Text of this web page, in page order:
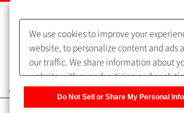
よくあるご質問（FAQ）
We use cookies to improve your
website, to personalize content and ads
our traffic. We share information about
website with our advertising and
Do Not Sell or Share My Personal